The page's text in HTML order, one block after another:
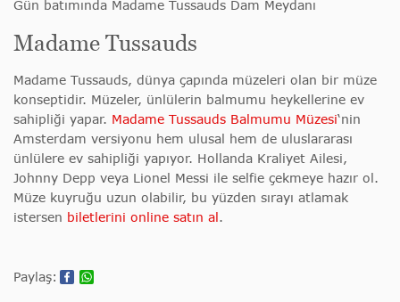
Gün batımında Madame Tussauds Dam Meydanı
Madame Tussauds
Madame Tussauds, dünya çapında müzeleri olan bir müze
konseptidir. Müzeler, ünlülerin balmumu heykellerine ev
sahipliği yapar. Madame Tussauds Balmumu Müzesi‘nin
Amsterdam versiyonu hem ulusal hem de uluslararası
ünlülere ev sahipliği yapıyor. Hollanda Kraliyet Ailesi,
Johnny Depp veya Lionel Messi ile selfie çekmeye hazır ol.
Müze kuyruğu uzun olabilir, bu yüzden sırayı atlamak
istersen biletlerini online satın al.
Paylaş: